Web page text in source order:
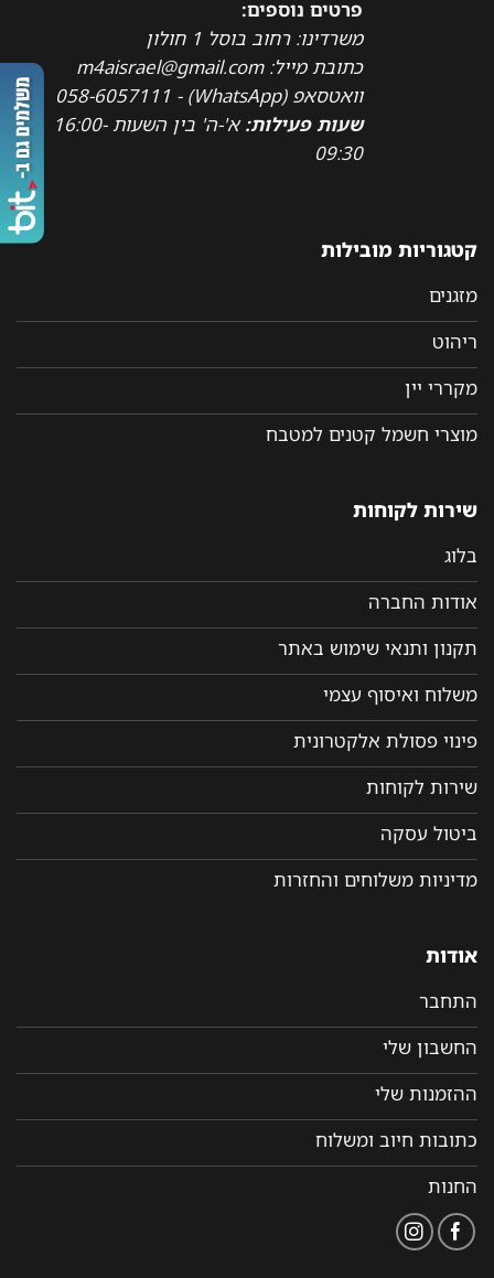
פרטים נוספים:
משרדינו: רחוב בוסל 1 חולון
כתובת מייל: m4aisrael@gmail.com
וואטסאפ (WhatsApp) - 058-6057111
שעות פעילות:
א'-ה' בין השעות 16:00-
09:30
קטגוריות מובילות
מזגנים
ריהוט
מקררי יין
מוצרי חשמל קטנים למטבח
שירות לקוחות
בלוג
אודות החברה
תקנון ותנאי שימוש באתר
משלוח ואיסוף עצמי
פינוי פסולת אלקטרונית
שירות לקוחות
ביטול עסקה
מדיניות משלוחים והחזרות
אודות
התחבר
החשבון שלי
ההזמנות שלי
כתובות חיוב ומשלוח
החנות